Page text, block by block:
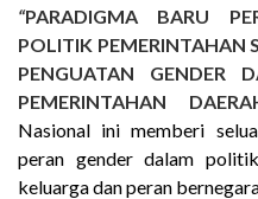
“PARADIGMA BARU
POLITIK PEMERINTAHAN
PENGUATAN GENDER
PEMERINTAHAN
Nasional ini memberi
peran gender dalam
keluarga dan peran